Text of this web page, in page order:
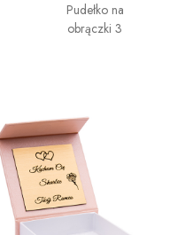
Pudełko na
obrączki 3